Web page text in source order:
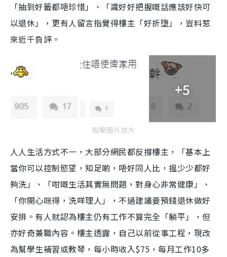
「抽到好籤都唔珍惜」、「識好好把握嘅話應該好快可
以退休」，更有人留言指覺得樓主「好折墮」，豈料惹
來近千負評。
+5
點擊圖片放大
人人生活方式不一，大部分網民都反撐樓主，「基本上
當你可以控制慾望，知足啲，唔好同人比，搵少少都好
夠洗」、「咁嘅生活其實無問題，對身心非常健康」、
「你開心咪得，洗咩理人」，不過建議要預錢退休做好
安排。有人就認為樓主仍有工作不算完全「躺平」，但
亦好奇兼職內容。樓主透露，自己以前從事工程，現改
為幫學生補習或教琴，每小時收入$75，每月工作10多